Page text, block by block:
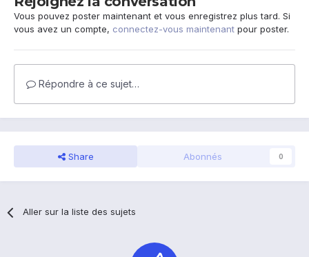
Vous pouvez poster maintenant et vous enregistrez plus tard. Si
vous avez un compte, connectez-vous maintenant pour poster.
Répondre à ce sujet…
Share Abonnés 0
Aller sur la liste des sujets